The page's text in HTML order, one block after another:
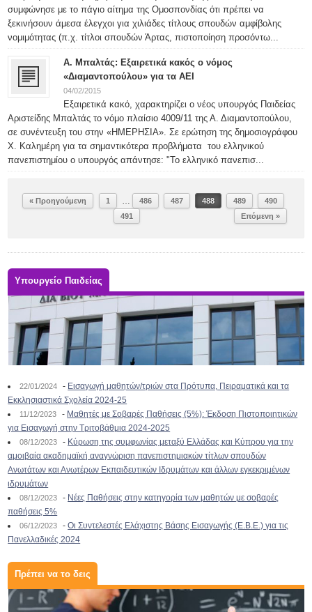
συμφώνησε με το πάγιο αίτημα της Ομοσπονδίας ότι πρέπει να
ξεκινήσουν άμεσα έλεγχοι για χιλιάδες τίτλους σπουδών αμφίβολης
νομιμότητας (π.χ. τίτλοι σπουδών Άρτας, πιστοποίηση προσόντω...
Α. Μπαλτάς: Εξαιρετικά κακός ο νόμος
«Διαμαντοπούλου» για τα ΑΕΙ
04/02/2015
Εξαιρετικά κακό, χαρακτηρίζει ο νέος υπουργός Παιδείας
Αριστείδης Μπαλτάς το νόμο πλαίσιο 4009/11 της Α. Διαμαντοπούλου,
σε συνέντευξη του στην «ΗΜΕΡΗΣΙΑ». Σε ερώτηση της δημοσιογράφου
Χ. Καλημέρη για τα σημαντικότερα προβλήματα του ελληνικού
πανεπιστημίου ο υπουργός απάντησε: "Το ελληνικό πανεπισ...
« Προηγούμενη 1 486 487 488 489
490
491
Επόμενη »
Υπουργείο Παιδείας
22/01/2024 - Εισαγωγή μαθητών/τριών στα Πρότυπα, Πειραματικά και τα
Εκκλησιαστικά Σχολεία 2024-25
11/12/2023 - Μαθητές με Σοβαρές Παθήσεις (5%): Έκδοση Πιστοποιητικών
για Εισαγωγή στην Τριτοβάθμια 2024-2025
08/12/2023 - Κύρωση της συμφωνίας μεταξύ Ελλάδας και Κύπρου για την
αμοιβαία ακαδημαϊκή αναγνώριση πανεπιστημιακών τίτλων σπουδών
Ανωτάτων και Ανωτέρων Εκπαιδευτικών Ιδρυμάτων και άλλων εγκεκριμένων
ιδρυμάτων
08/12/2023 - Νέες Παθήσεις στην κατηγορία των μαθητών με σοβαρές
παθήσεις 5%
06/12/2023 -Οι Συντελεστές Ελάχιστης Βάσης Εισαγωγής (Ε.Β.Ε.) για τις
Πανελλαδικές 2024
Πρέπει να το δεις